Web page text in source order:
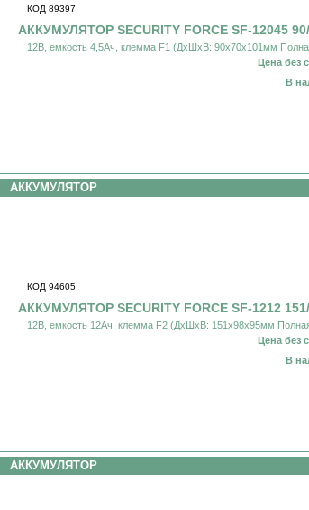
КОД 89397
АККУМУЛЯТОР SECURITY FORCE SF-12045
12В, емкость 4,5Ач, клемма F1 (ДхШхВ: 90х70х101мм
Цена без
В
АККУМУЛЯТОР
КОД 94605
АККУМУЛЯТОР SECURITY FORCE SF-1212
12В, емкость 12Ач, клемма F2 (ДхШхВ: 151х98х95мм
Цена без
В
АККУМУЛЯТОР